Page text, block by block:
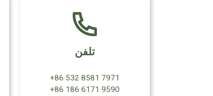
تلفن
‎+86 532 8581 7971‎
‎+86 186 6171 9590‎